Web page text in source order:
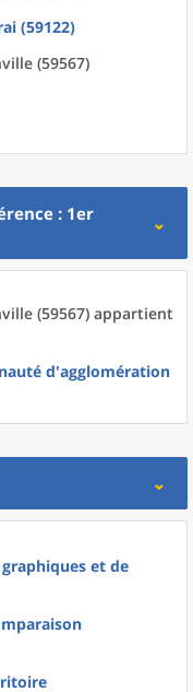
(59122)
(59567)
: 1er
(59567) appartient
d'agglomération
et de